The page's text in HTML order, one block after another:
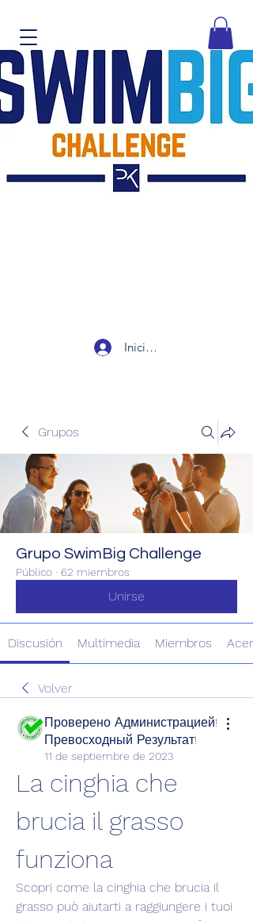
Iniciar sesión
Grupos
Grupo SwimBig Challenge
Público · 62 miembros
Unirse
Discusión Multimedia Miembros
Volver
Проверено Администрацией!
Превосходный Результат!
11 de septiembre de 2023
La cinghia che
brucia il grasso
funziona
Scopri come la cinghia che brucia il
grasso può aiutarti a raggiungere i tuoi